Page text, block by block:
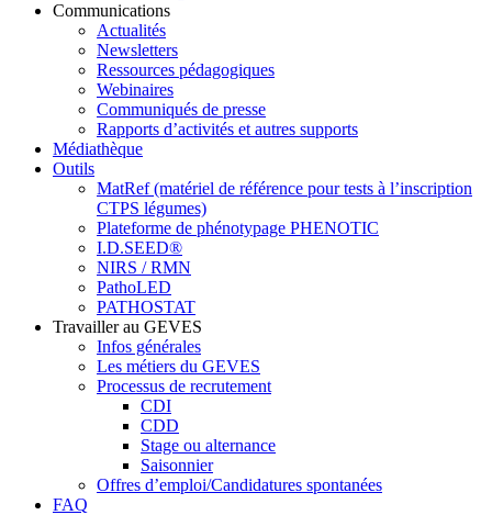
Communications
Actualités
Newsletters
Ressources pédagogiques
Webinaires
Communiqués de presse
Rapports d’activités et autres supports
Médiathèque
Outils
MatRef (matériel de référence pour tests à l’inscription
CTPS légumes)
Plateforme de phénotypage PHENOTIC
I.D.SEED®
NIRS / RMN
PathoLED
PATHOSTAT
Travailler au GEVES
Infos générales
Les métiers du GEVES
Processus de recrutement
CDI
CDD
Stage ou alternance
Saisonnier
Offres d’emploi/Candidatures spontanées
FAQ